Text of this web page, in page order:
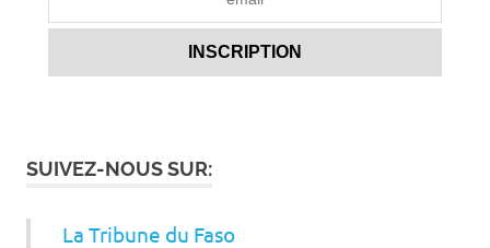
SUIVEZ-NOUS SUR:
La Tribune du Faso